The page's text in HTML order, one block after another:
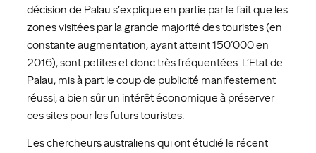
décision de Palau s’explique en partie par le fait que les
zones visitées par la grande majorité des touristes (en
constante augmentation, ayant atteint 150’000 en
2016), sont petites et donc très fréquentées. L’Etat de
Palau, mis à part le coup de publicité manifestement
réussi, a bien sûr un intérêt économique à préserver
ces sites pour les futurs touristes.
Les chercheurs australiens qui ont étudié le récent